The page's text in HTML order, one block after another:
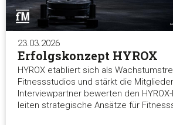
23.03.2026
Erfolgskonzept HYROX
HYROX etabliert sich als
Fitnessstudios und stärkt die
Interviewpartner bewerten den
leiten strategische Ansätze für